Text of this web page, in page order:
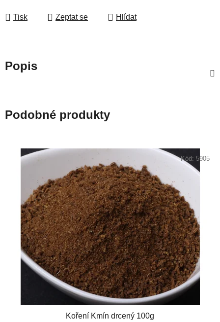
Tisk Zeptat se Hlídat
Popis
Podobné produkty
Koření Kmín drcený 100g
Kód: 5905